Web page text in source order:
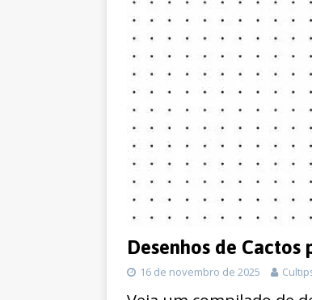
Desenhos de Cactos
16 de novembro de 2025